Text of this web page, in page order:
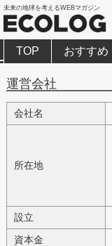
未来の地球を考えるWEBマガジン
TOP おすすめ
運営会社
会社名
所在地
設立
資本金